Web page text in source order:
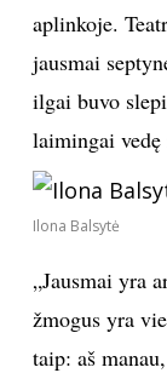
ĮDOMYBĖS
ISTORIJA
INTERJERAS
aplinkoje.
jausmai
ilgai buvo
laimingai
Ilona Balsytė
„Jausmai yra
žmogus yra
taip: aš